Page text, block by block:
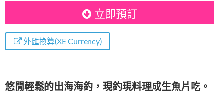
立即預訂
外匯換算(XE Currency)
悠閒輕鬆的出海海釣，現釣現料理成生魚片吃。